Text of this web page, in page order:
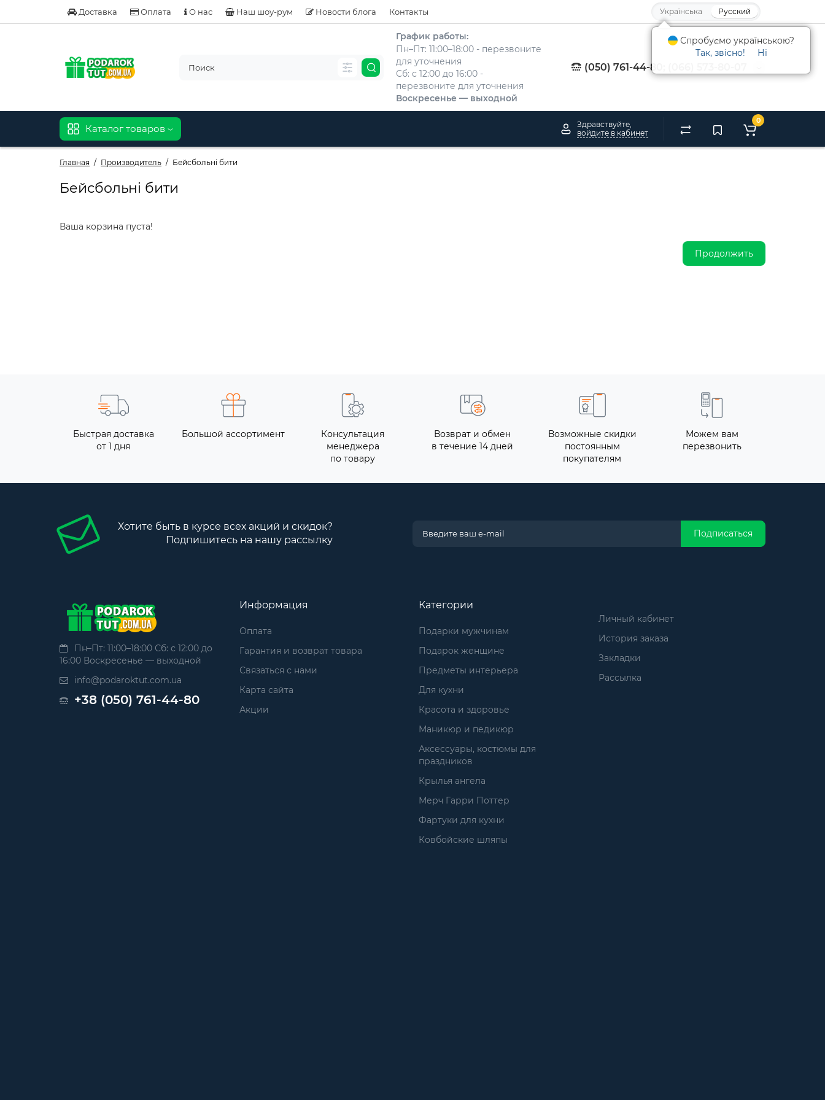
Доставка Оплата О нас Наш шоу-рум Новости блога Контакты Українська Русский
График работы:
Пн–Пт: 11:00–18:00 - перезвоните
для уточнения
Сб: с 12:00 до 16:00 -
перезвоните для уточнения
Воскресенье — выходной
(050) 761-44-80; (066) 573-80-07
Каталог товаров
Здравствуйте,
войдите в кабинет
0
Главная Производитель Бейсбольні бити
Бейсбольні бити
Ваша корзина пуста!
Продолжить
Быстрая доставка
от 1 дня
Большой ассортимент
Консультация
менеджера
по товару
Возврат и обмен
в течение 14 дней
Возможные скидки
постоянным
покупателям
Можем вам
перезвонить
Хотите быть в курсе всех акций и скидок?
Подпишитесь на нашу рассылку
Подписаться
Пн–Пт: 11:00–18:00 Сб: с 12:00 до
16:00 Воскресенье — выходной
info@podaroktut.com.ua
+38 (050) 761-44-80
Информация
Оплата
Гарантия и возврат товара
Связаться с нами
Карта сайта
Акции
Категории
Подарки мужчинам
Подарок женщине
Предметы интерьера
Для кухни
Красота и здоровье
Маникюр и педикюр
Аксессуары, костюмы для
праздников
Крылья ангела
Мерч Гарри Поттер
Фартуки для кухни
Ковбойские шляпы
Личный кабинет
История заказа
Закладки
Рассылка
Спробуємо українською?
Так, звісно!
Ні